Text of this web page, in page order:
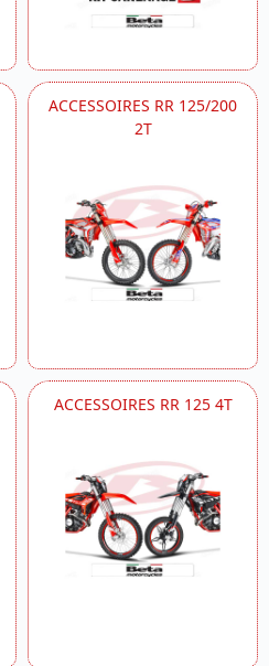
ACCESSOIRES RR 125/200
2T
ACCESSOIRES RR 125 4T